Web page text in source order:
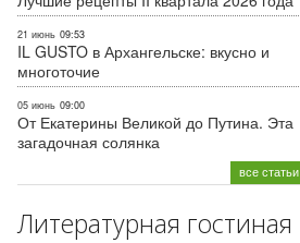
21 июнь 09:53
IL GUSTO в Архангельске: вкусно и
многоточие
05 июнь 09:00
От Екатерины Великой до Путина. Эта
загадочная солянка
все статьи
Литературная гостиная